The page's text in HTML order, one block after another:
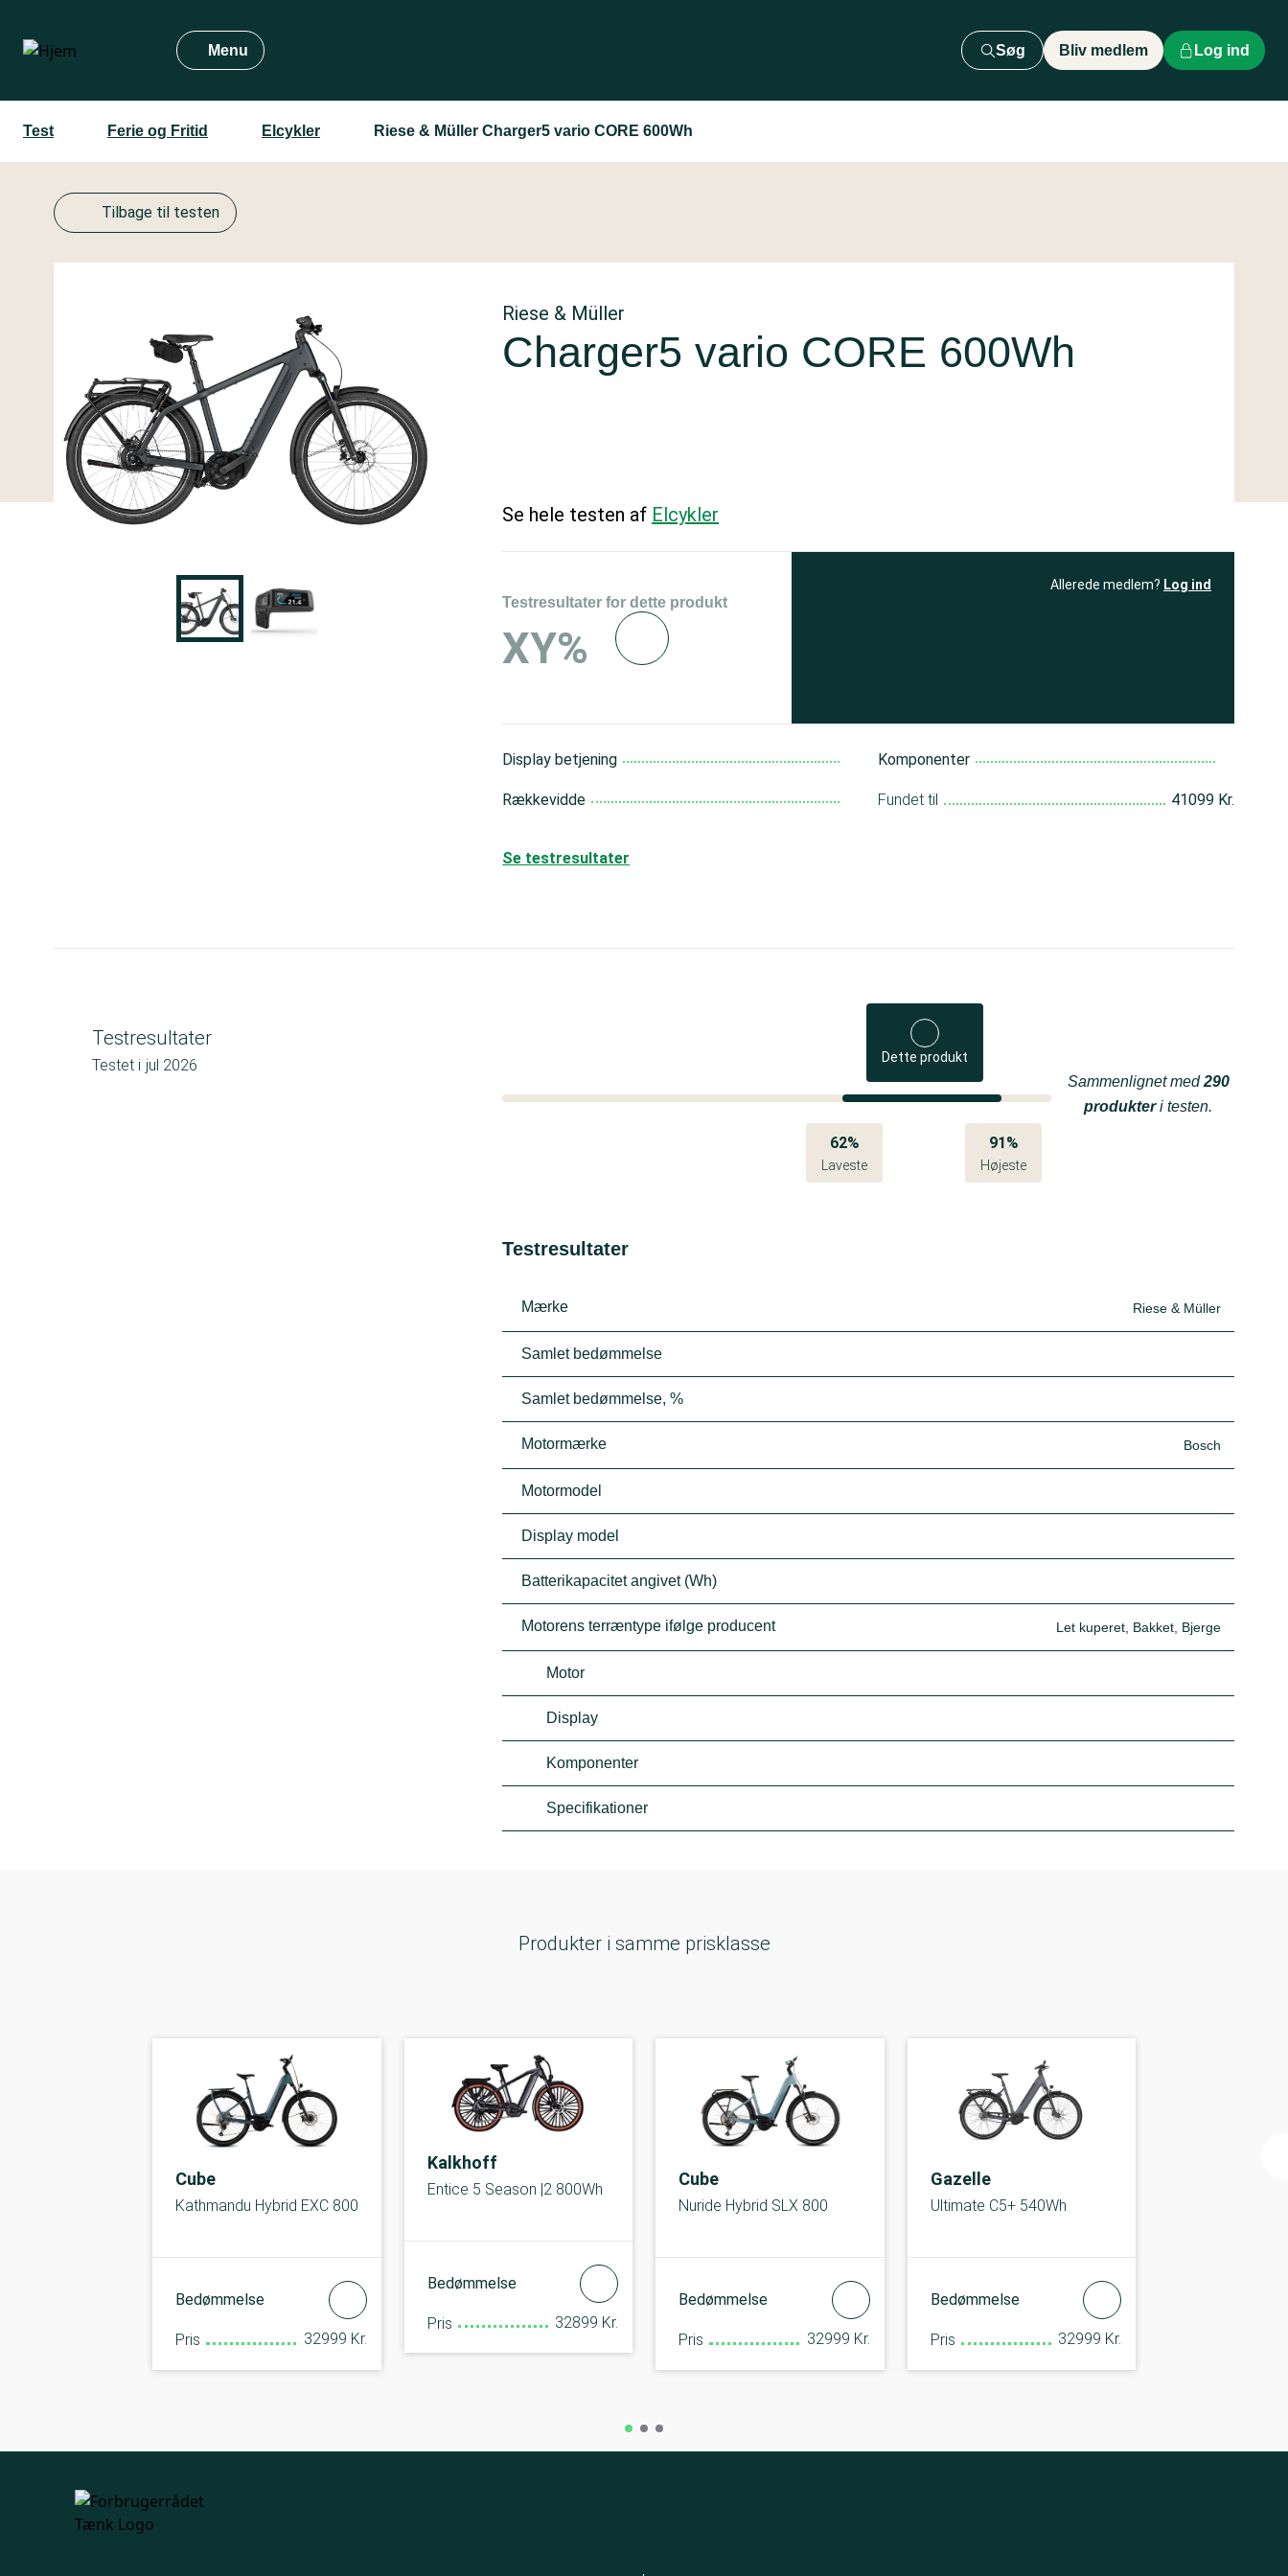
hovedindhold
Menu Søg Bliv medlem Log ind
Test Ferie og Fritid Elcykler Riese & Müller Charger5 vario CORE 600Wh
Tilbage til testen
Riese & Müller
Charger5 vario CORE 600Wh
Se hele testen af Elcykler
Testresultater for dette produkt
XY%
Allerede medlem? Log ind
Display betjening
Rækkevidde
Komponenter
Fundet til 41099 Kr.
Se testresultater
Testresultater
Testet i jul 2026 Dette produkt
62%
Laveste
91%
Højeste
Sammenlignet med290
produkteri testen.
Testresultater
Mærke Riese & Müller
Samlet bedømmelse
Samlet bedømmelse, %
Motormærke Bosch
Motormodel
Display model
Batterikapacitet angivet (Wh)
Motorens terræntype ifølge producent Let kuperet, Bakket, Bjerge
Motor
Display
Komponenter
Specifikationer
Produkter i samme prisklasse
Cube
Kathmandu Hybrid EXC 800
Bedømmelse
Pris 32999 Kr.
Kalkhoff
Entice 5 Season |2 800Wh
Bedømmelse
Pris 32899 Kr.
Cube
Nuride Hybrid SLX 800
Bedømmelse
Pris 32999 Kr.
Gazelle
Ultimate C5+ 540Wh
Bedømmelse
Pris 32999 Kr.